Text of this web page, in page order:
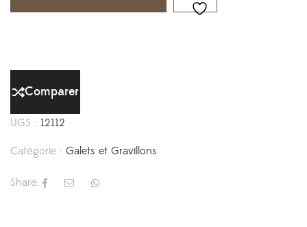
Comparer
UGS : 12112
Catégorie : Galets et Gravillons
Share: